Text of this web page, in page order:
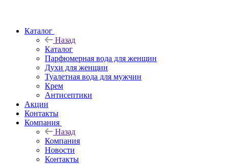
Каталог
Назад
Каталог
Парфюмерная вода для женщин
Духи для женщин
Туалетная вода для мужчин
Крем
Антисептики
Акции
Контакты
Компания
Назад
Компания
Новости
Контакты